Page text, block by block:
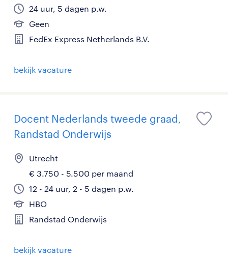
24 uur, 5 dagen p.w.
Geen
FedEx Express Netherlands B.V.
bekijk vacature
Docent Nederlands tweede graad,
Randstad Onderwijs
Utrecht
€ 3.750 - 5.500 per maand
12 - 24 uur, 2 - 5 dagen p.w.
HBO
Randstad Onderwijs
bekijk vacature